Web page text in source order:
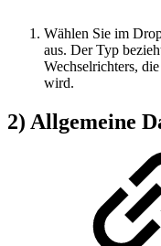
Wählen Sie im
aus. Der Typ
Wechselrichters,
wird.
2) Allgemeine